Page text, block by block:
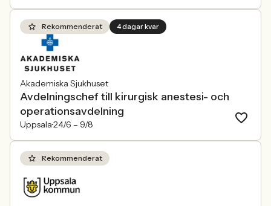
Rekommenderat 4 dagar kvar
Akademiska Sjukhuset
Avdelningschef till kirurgisk anestesi- och
operationsavdelning
Uppsala24/6 – 9/8
Rekommenderat